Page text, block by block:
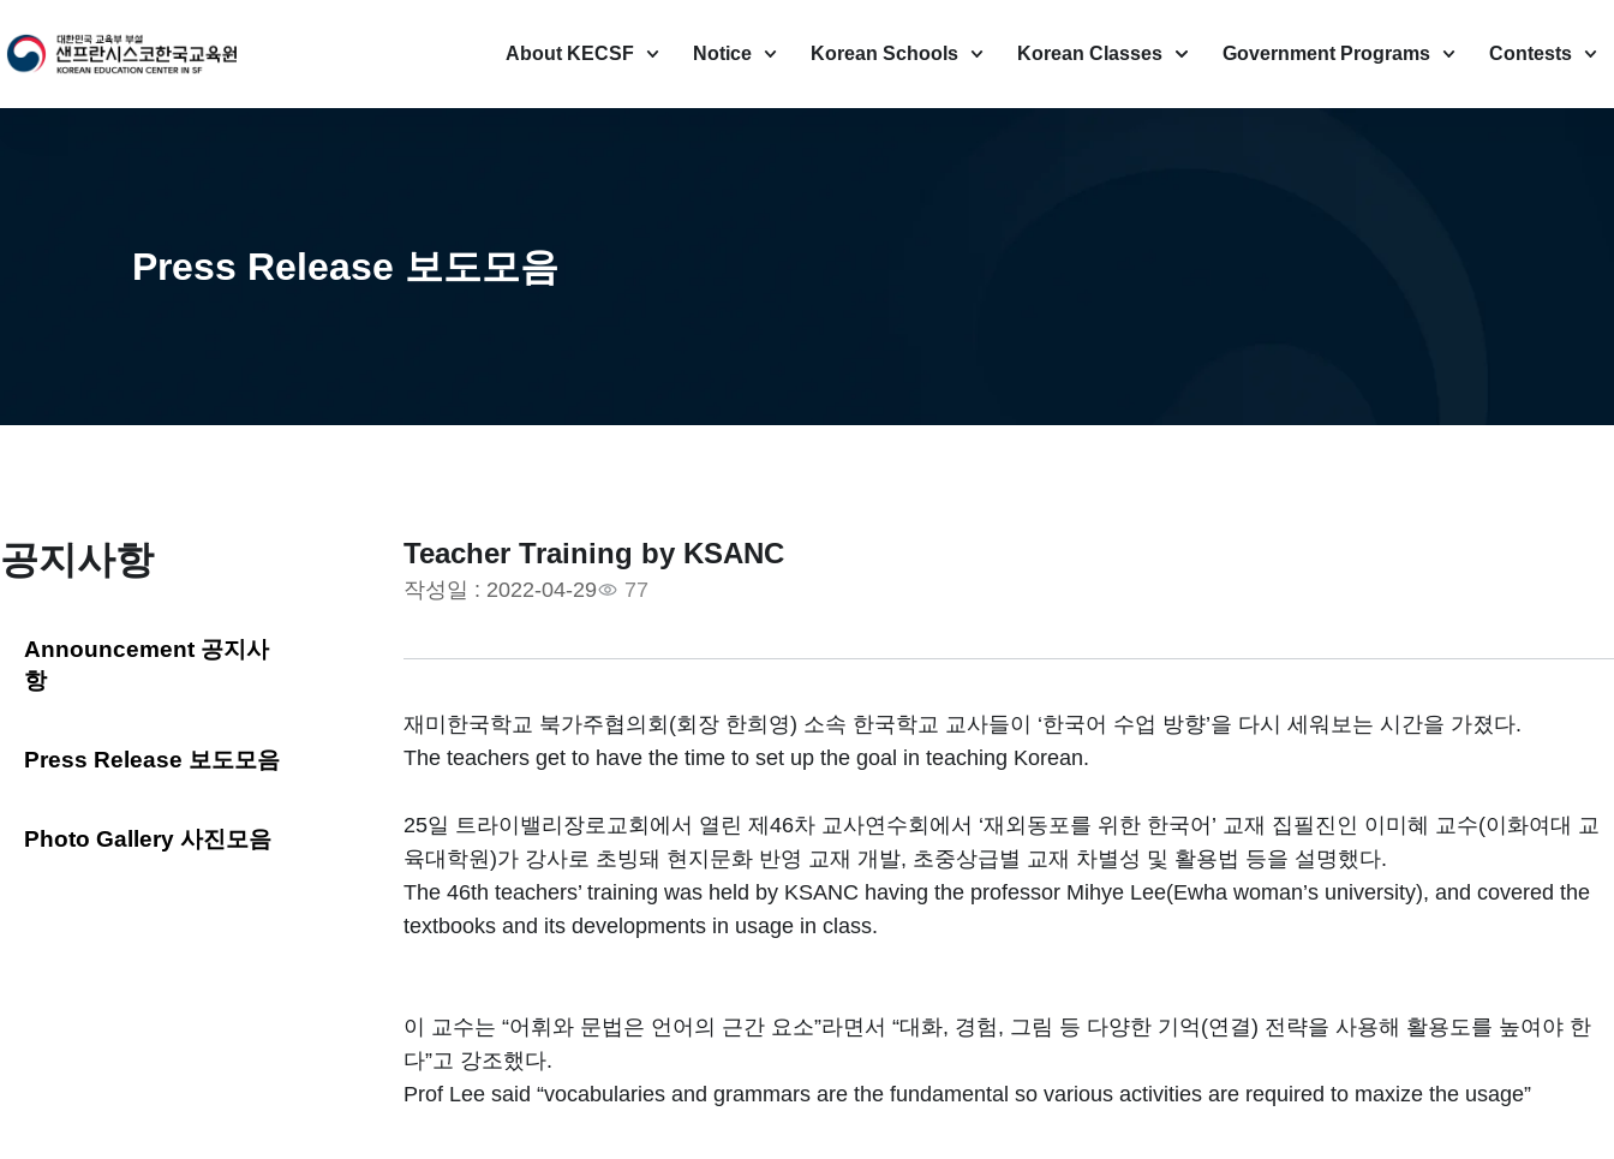
About KECSF Notice Korean Schools Korean Classes Government Programs Contests
Press Release 보도모음
공지사항
Announcement 공지사
항
Press Release 보도모음
Photo Gallery 사진모음
Teacher Training by KSANC
작성일 : 2022-04-29 77
재미한국학교 북가주협의회(회장 한희영) 소속 한국학교 교사들이 ‘한국어 수업 방향’을 다시 세워보는 시간을 가졌다.
The teachers get to have the time to set up the goal in teaching Korean.
25일 트라이밸리장로교회에서 열린 제46차 교사연수회에서 ‘재외동포를 위한 한국어’ 교재 집필진인 이미혜 교수(이화여대 교
육대학원)가 강사로 초빙돼 현지문화 반영 교재 개발, 초중상급별 교재 차별성 및 활용법 등을 설명했다.
The 46th teachers’ training was held by KSANC having the professor Mihye Lee(Ewha woman’s university), and covered the
textbooks and its developments in usage in class.
이 교수는 “어휘와 문법은 언어의 근간 요소”라면서 “대화, 경험, 그림 등 다양한 기억(연결) 전략을 사용해 활용도를 높여야 한
다”고 강조했다.
Prof Lee said “vocabularies and grammars are the fundamental so various activities are required to maxize the usage”